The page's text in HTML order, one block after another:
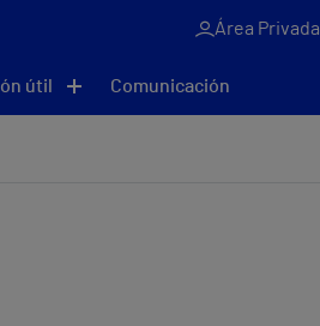
Área Privada
útil Comunicación